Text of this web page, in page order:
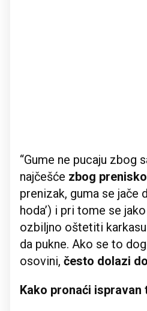
“Gume ne pucaju zbog
najčešće zbog
prenizak, guma se jače
hoda’) i pri tome se
ozbiljno oštetiti
da pukne. Ako se to
osovini, često dolazi
Kako pronaći ispravan